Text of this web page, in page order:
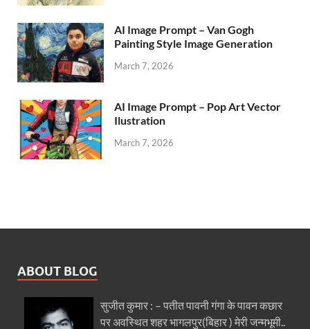
AI Image Prompt – Van Gogh
Painting Style Image Generation
March 7, 2026
AI Image Prompt – Pop Art Vector
Ilustration
March 7, 2026
ABOUT BLOG
सुजीत कुमार : – पतीत पावनी गंगा के पावन कछार
पर अवस्थित शहर भागलपुर(बिहार ) मेरी जन्मभूमी..